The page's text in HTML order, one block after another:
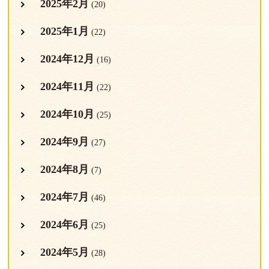
2025年2月 (20)
2025年1月 (22)
2024年12月 (16)
2024年11月 (22)
2024年10月 (25)
2024年9月 (27)
2024年8月 (7)
2024年7月 (46)
2024年6月 (25)
2024年5月 (28)